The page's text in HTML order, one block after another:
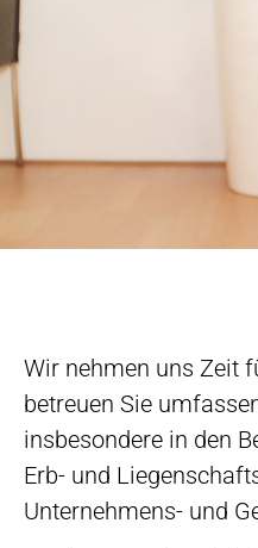
Wir nehmen uns Zeit
betreuen Sie
insbesondere in den
Erb- und
Unternehmens- und